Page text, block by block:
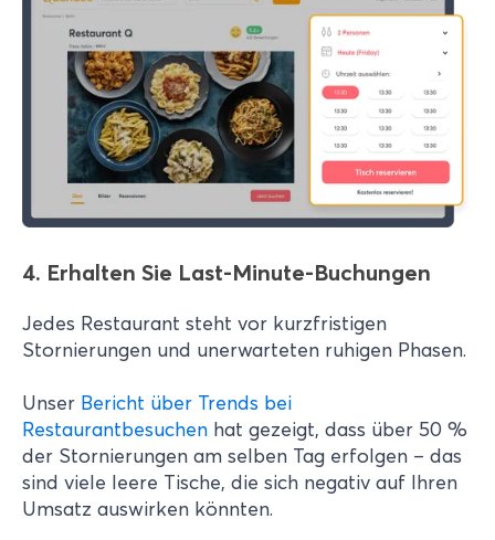
4. Erhalten Sie Last-Minute-Buchungen
Jedes Restaurant steht vor kurzfristigen
Stornierungen und unerwarteten ruhigen Phasen.
Unser Bericht über Trends bei
Restaurantbesuchen hat gezeigt, dass über 50 %
der Stornierungen am selben Tag erfolgen – das
sind viele leere Tische, die sich negativ auf Ihren
Umsatz auswirken könnten.